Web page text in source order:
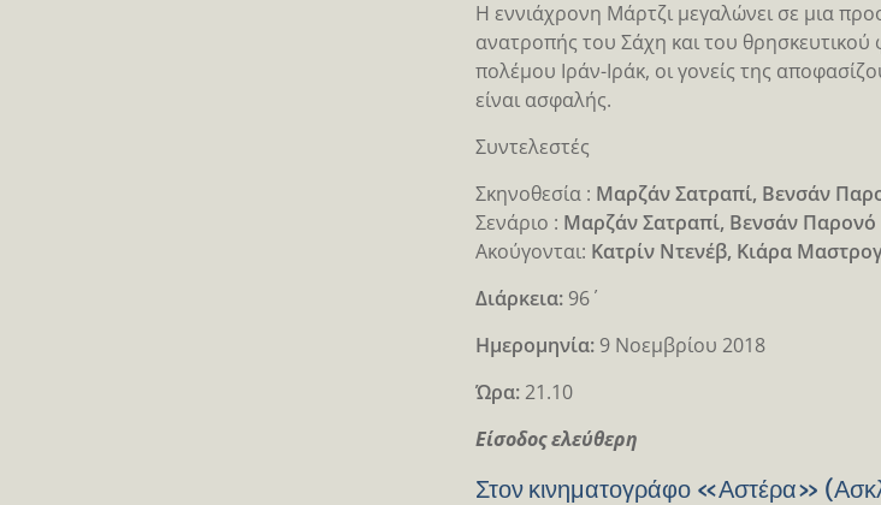
Η εννιάχρονη Μάρτζι μεγαλώνει σε μια
ανατροπής του Σάχη και του
πολέμου Ιράν-Ιράκ, οι γονείς της
είναι ασφαλής.
Συντελεστές
Σκηνοθεσία : Μαρζάν Σατραπί, Βενσάν
Σενάριο : Μαρζάν Σατραπί, Βενσάν Παρονό
Ακούγονται: Κατρίν Ντενέβ, Κιάρα
Διάρκεια:96΄
Ημερομηνία:9 Νοεμβρίου 2018
Ώρα:21.10
Είσοδος ελεύθερη
Στον κινηματογράφο «Αστέρα»